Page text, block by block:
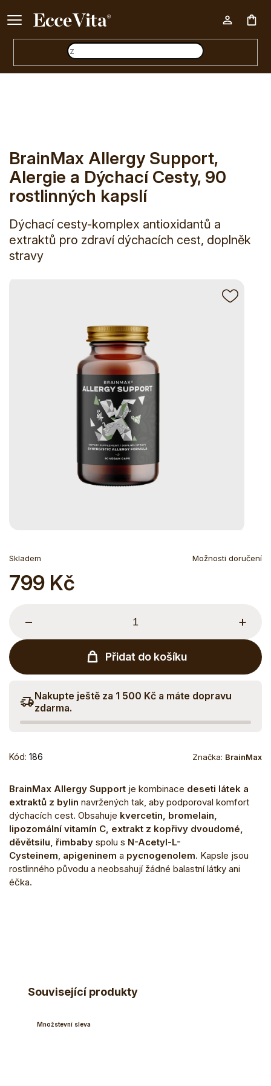
Ke každému nákupu nad 500 Kč dárek zdarma 📦
E-shop BrainMax Allergy Support, Alergie a Dýchací
Skladem Možnosti doručení
799 Kč
Měrná
cena:
+
−
Přidat do košíku
Nakupte ještě za 1 500 Kč a máte dopravu
zdarma.
Kód: 186 Značka: BrainMax
BrainMax Allergy Support je kombinace deseti látek a
extraktů z bylin navržených tak, aby podporoval komfort
dýchacích cest. Obsahuje kvercetin, bromelain,
lipozomální vitamín C, extrakt z kopřivy dvoudomé,
děvětsilu, řimbaby spolu s N-Acetyl-L-
Cysteinem, apigeninem a pycnogenolem. Kapsle jsou
rostlinného původu a neobsahují žádné balastní látky ani
éčka.
BrainMax Allergy Support,
Alergie a Dýchací Cesty, 90
rostlinných kapslí
Dýchací cesty-komplex antioxidantů a
extraktů pro zdraví dýchacích cest, doplněk
stravy
Související produkty
Množstevní sleva